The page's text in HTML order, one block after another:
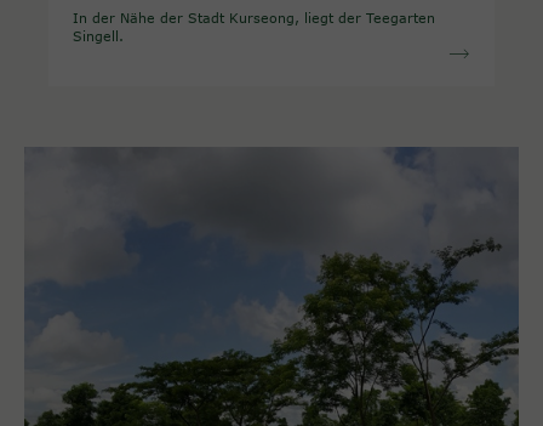
In der Nähe der Stadt Kurseong, liegt der Teegarten
Singell.